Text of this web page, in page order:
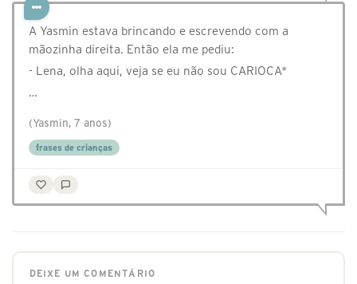
A Yasmin estava brincando e escrevendo com a
mãozinha direita. Então ela me pediu:
- Lena, olha aqui, veja se eu não sou CARIOCA*
…
(Yasmin, 7 anos)
frases de crianças
DEIXE UM COMENTÁRIO